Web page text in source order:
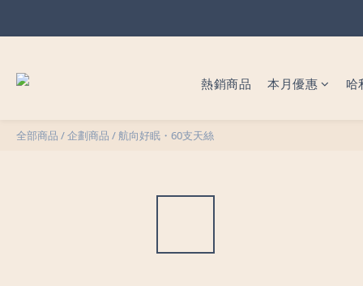
熱銷商品 本月優惠 哈
全部商品 /企劃商品 /航向好眠・60支天絲